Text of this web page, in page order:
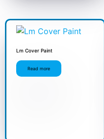
Lm Cover Paint
Read more